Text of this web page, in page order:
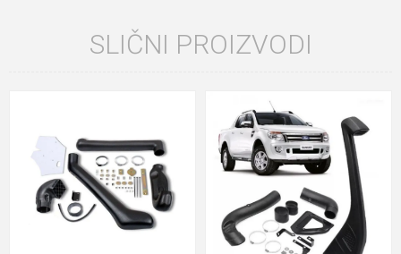
SLIČNI PROIZVODI